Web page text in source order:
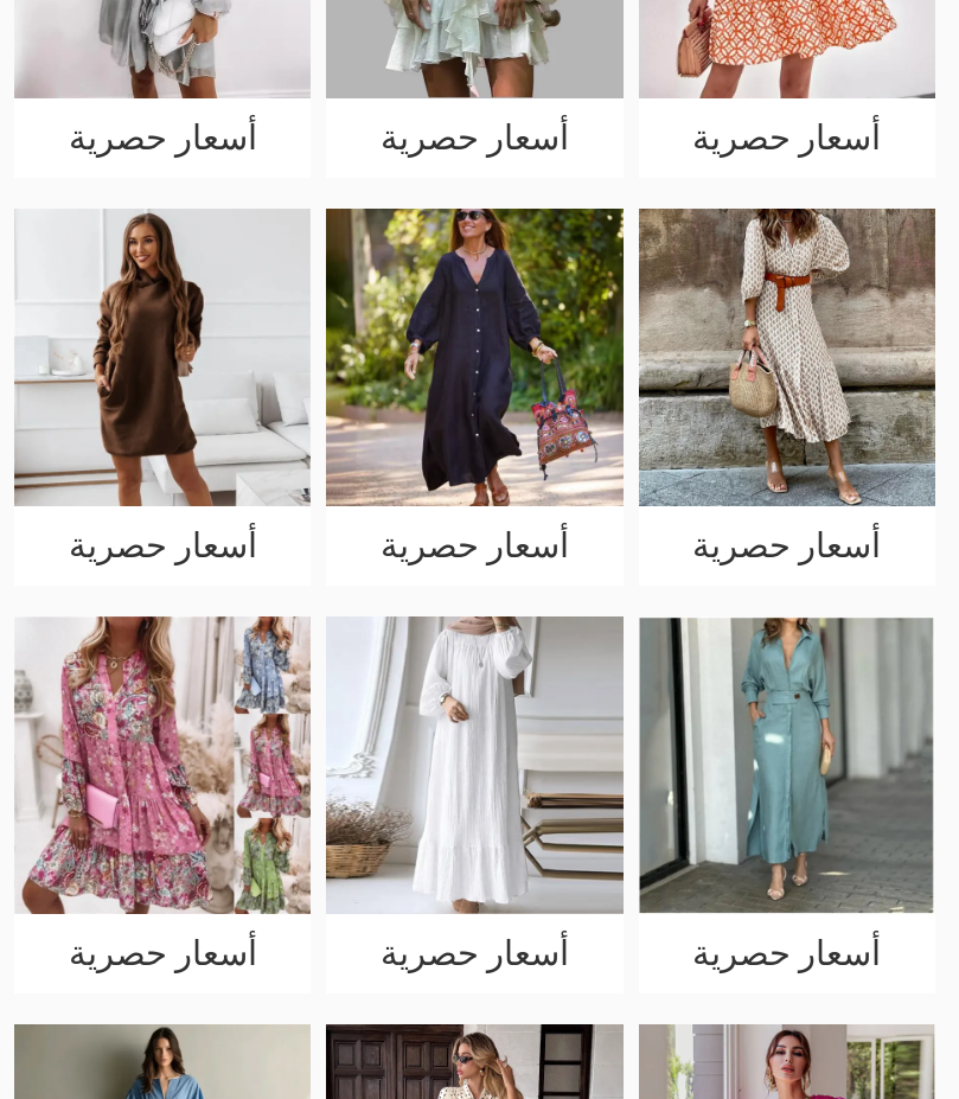
أسعار حصرية أسعار حصرية أسعار حصرية
أسعار حصرية أسعار حصرية أسعار حصرية
أسعار حصرية أسعار حصرية أسعار حصرية